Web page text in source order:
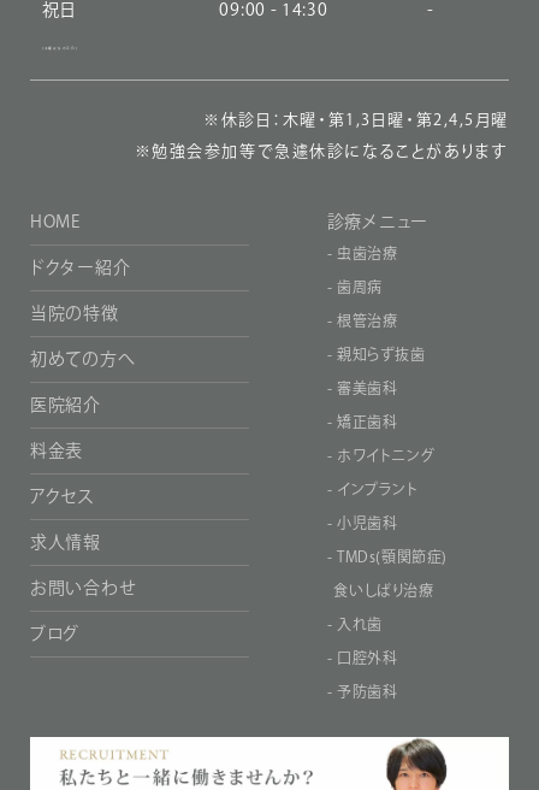
祝日 09:00 - 14:30 -
※休診日：木曜・第1,3日曜・第2,4,5月曜
※勉強会参加等で急遽休診になることがあります
HOME
ドクター紹介
当院の特徴
初めての⽅へ
医院紹介
料金表
アクセス
求人情報
お問い合わせ
ブログ
診療メニュー
- 虫歯治療
- 歯周病
- 根管治療
- 親知らず抜歯
- 審美歯科
- 矯正歯科
- ホワイトニング
- インプラント
- 小児歯科
- TMDs(顎関節症)
食いしばり治療
- 入れ歯
- 口腔外科
- 予防歯科